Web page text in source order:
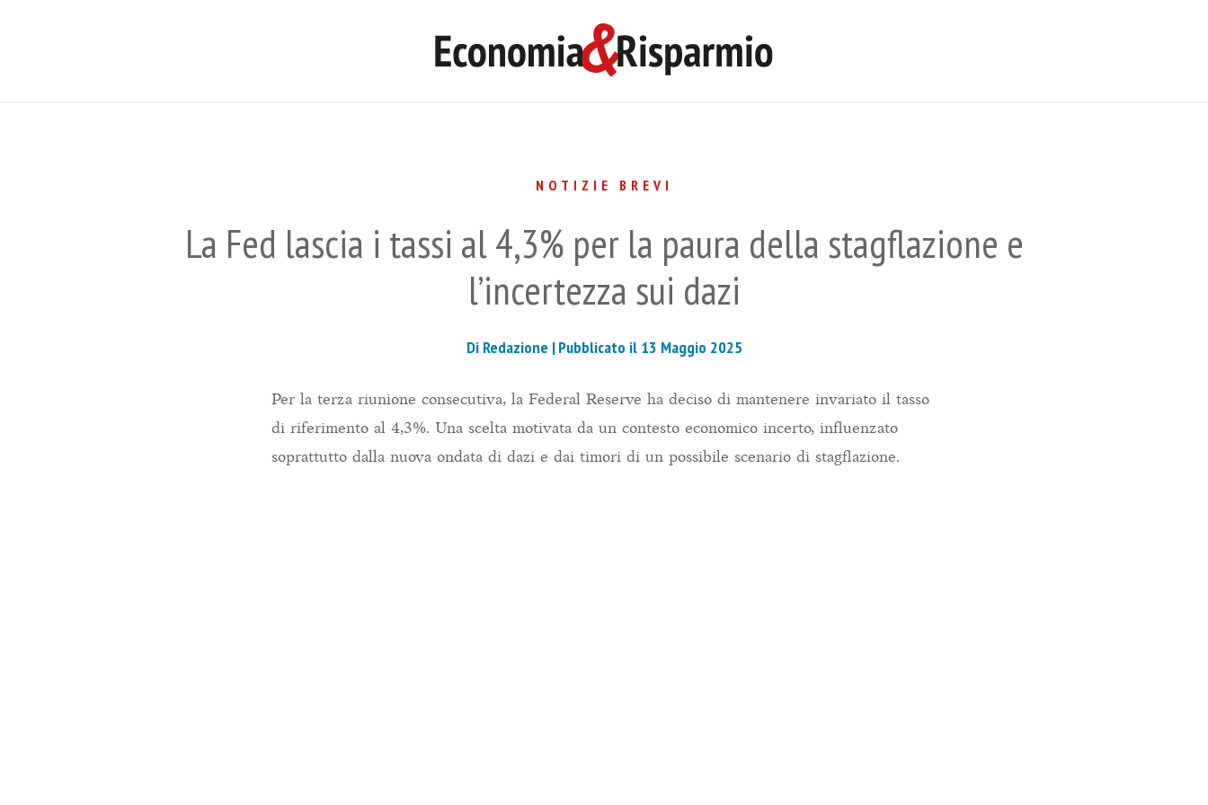
NOTIZIE BREVI
La Fed lascia i tassi al 4,3% per la paura della stagflazione e
l’incertezza sui dazi
Di Redazione |Pubblicato il 13 Maggio 2025
Per la terza riunione consecutiva, la Federal Reserve ha deciso di mantenere invariato il tasso
di riferimento al 4,3%. Una scelta motivata da un contesto economico incerto, influenzato
soprattutto dalla nuova ondata di dazi e dai timori di un possibile scenario di stagflazione.